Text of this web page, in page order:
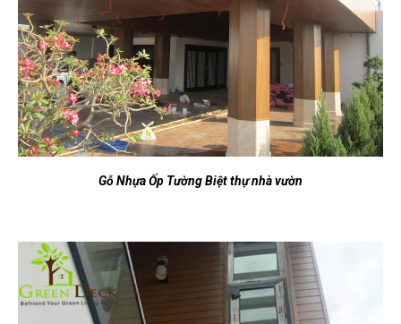
Gỗ Nhựa Ốp Tường Biệt thự nhà vườn